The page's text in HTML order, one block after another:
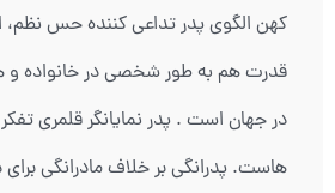
کهن الگوی پدر تداعی کننده حس نظم،
قدرت هم به طور شخصی در خانواده و
در جهان است . پدر نمایانگر قلمری
هاست. پدرانگی بر خلاف مادرانگی